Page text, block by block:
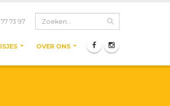
77 73 97
OVER ONS